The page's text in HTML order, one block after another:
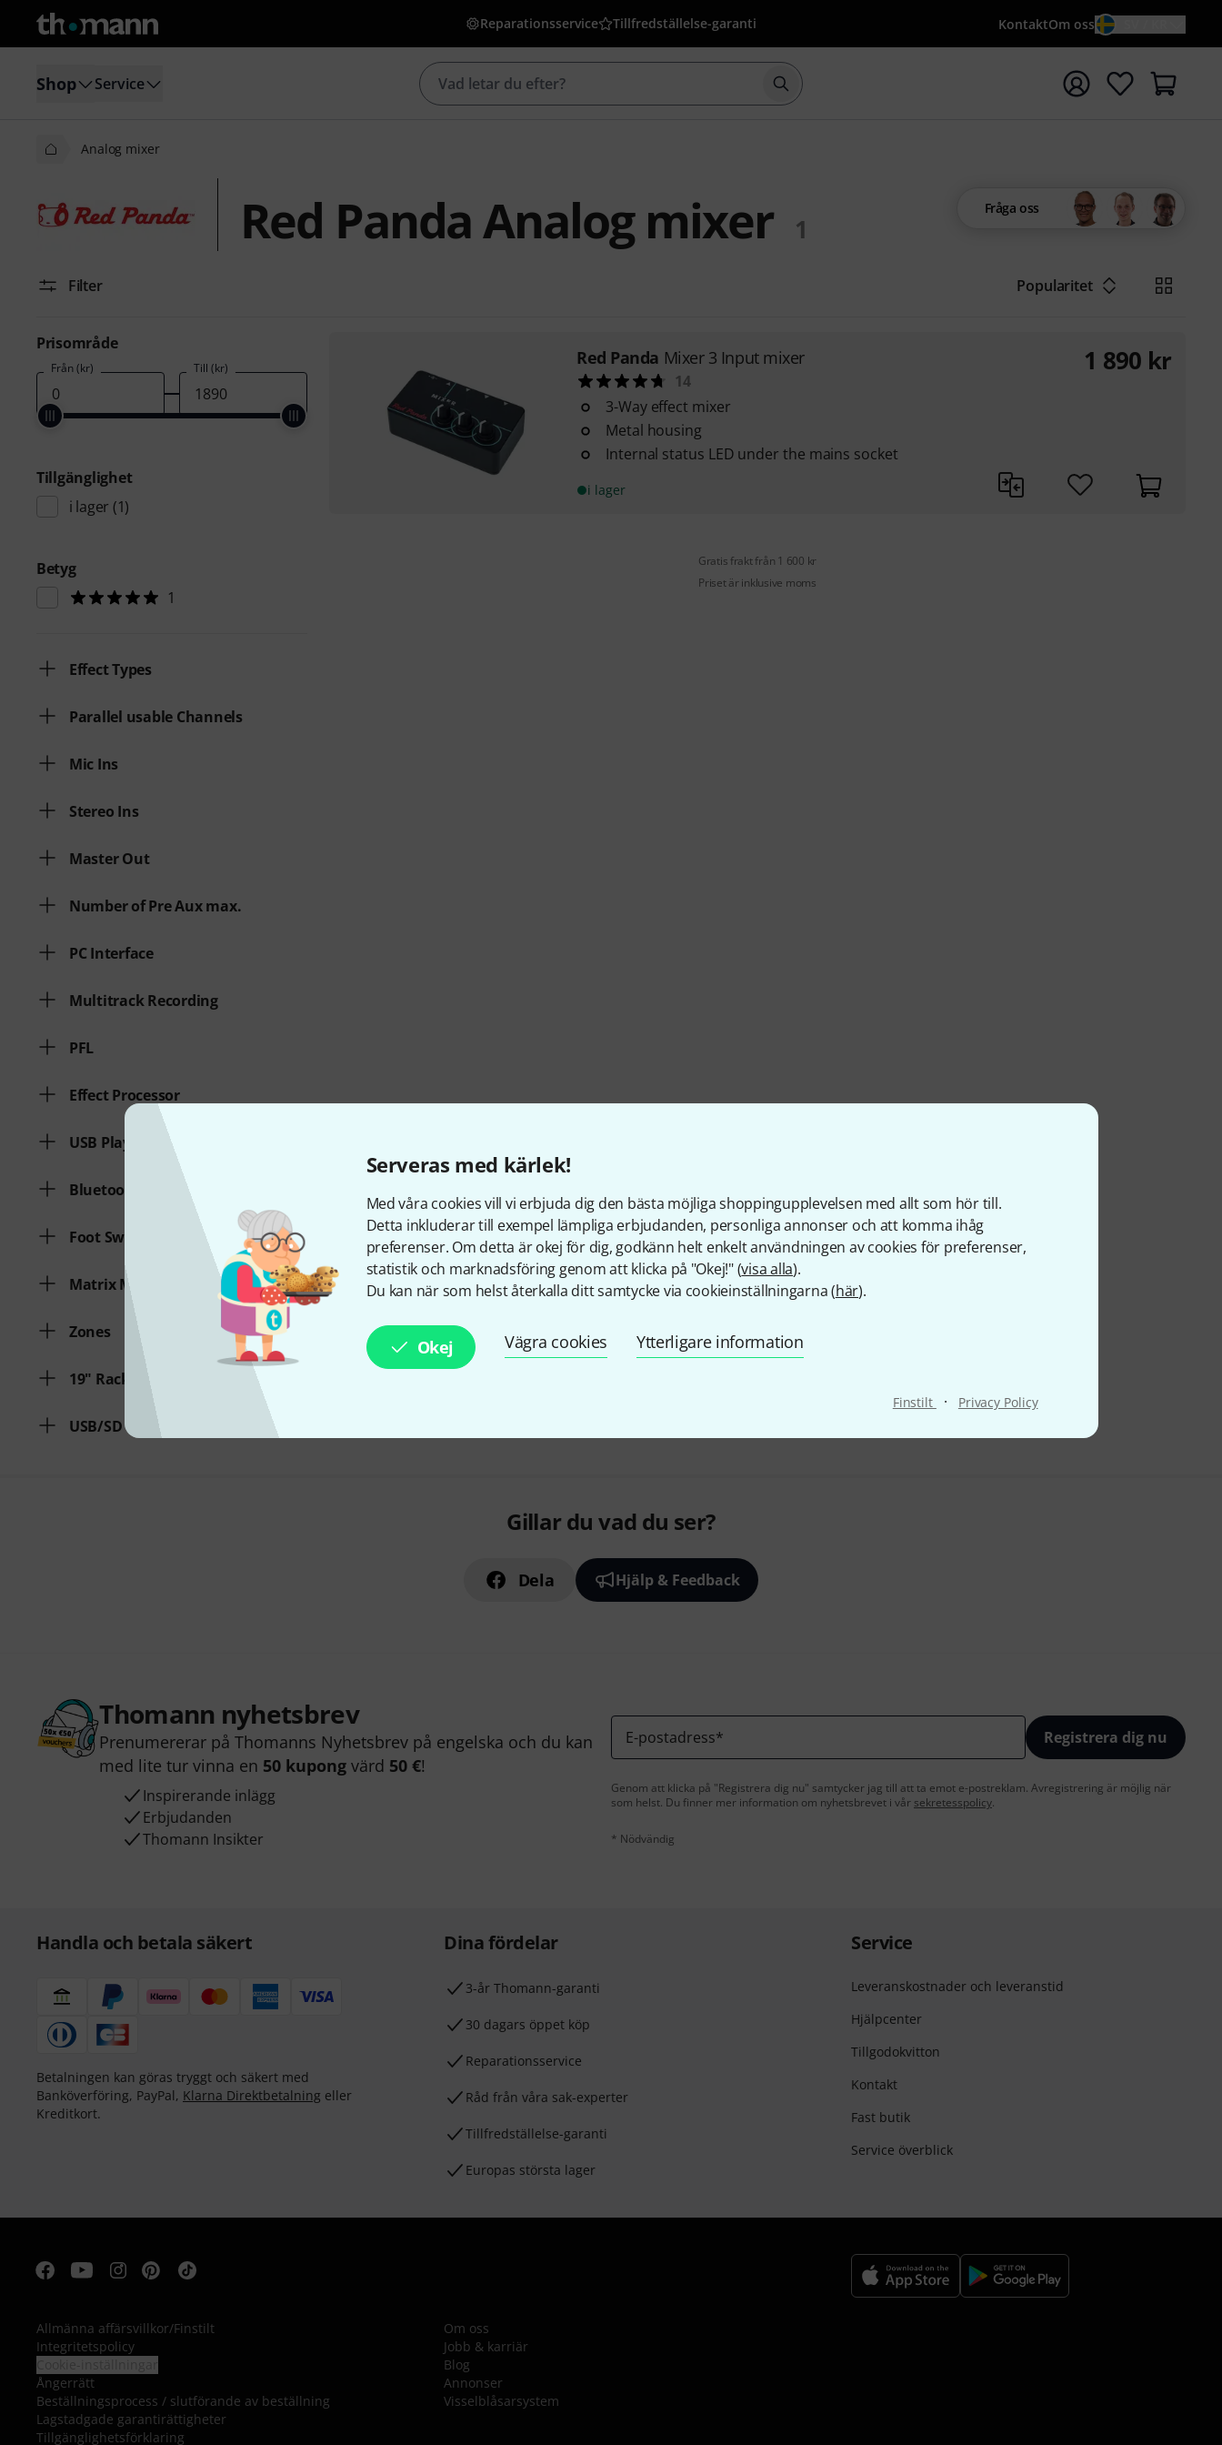
Serveras med kärlek!
Med våra cookies vill vi erbjuda dig den bästa möjliga shoppingupplevelsen med allt som hör till.
Detta inkluderar till exempel lämpliga erbjudanden, personliga annonser och att komma ihåg
preferenser. Om detta är okej för dig, godkänn helt enkelt användningen av cookies för preferenser,
statistik och marknadsföring genom att klicka på "Okej!" (visa alla).
Du kan när som helst återkalla ditt samtycke via cookieinställningarna (här).
Okej Vägra cookies Ytterligare information
Finstilt · Privacy Policy
Reparationsservice Tillfredställelse-garanti KontaktOm oss
Shop Service Börja sökningen med söktermen {searchTerm}
Analog mixer
Red Panda Analog mixer 1
Fråga oss
Filter Popularitet
Prisområde
Från (kr) Till (kr)
Tillgänglighet
i lager (1)
Betyg
1
Effect Types
Parallel usable Channels
Mic Ins
Stereo Ins
Master Out
Number of Pre Aux max.
PC Interface
Multitrack Recording
PFL
Effect Processor
USB Play
Bluetooth Play
Foot Switch
Matrix Mixer
Zones
19" Rackmount
USB/SD Direct Record
Red Panda Mixer 3 Input mixer
14
3-Way effect mixer
Metal housing
Internal status LED under the mains socket
i lager
1 890 kr
Gratis frakt från 1 600 kr
Priset är inklusive moms
Gillar du vad du ser?
Dela Hjälp & Feedback
Thomann nyhetsbrev
Prenumererar på Thomanns Nyhetsbrev på engelska och du kan
med lite tur vinna en 50 kupong värd 50 €!
Inspirerande inlägg
Erbjudanden
Thomann Insikter
E-postadress* Registrera dig nu
Genom att klicka på "Registrera dig nu" samtycker jag till att ta emot e-postreklam. Avregistrering är möjlig när
som helst. Du finner mer information om nyhetsbrevet i vår sekretesspolicy.
* Nödvändig
Handla och betala säkert
Betalningen kan göras tryggt och säkert med
Banköverföring, PayPal, Klarna Direktbetalning eller
Kreditkort.
Dina fördelar
3-år Thomann-garanti
30 dagars öppet köp
Reparationsservice
Råd från våra sak-experter
Tillfredställelse-garanti
Europas största lager
Service
Leveranskostnader och leveranstid
Hjälpcenter
Tillgodokvitton
Kontakt
Fast butik
Service överblick
Allmänna affärsvillkor/Finstilt
Integritetspolicy
Ångerrätt
Beställningsprocess / slutförande av beställning
Lagstadgade garantirättigheter
Tillgänglighetsförklaring
Om oss
Jobb & karriär
Blog
Annonser
Visselblåsarsystem